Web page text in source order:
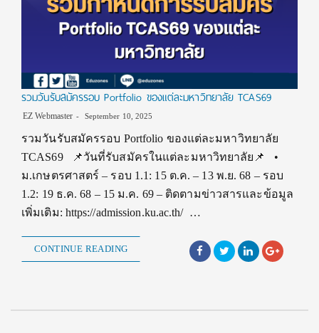
รวมวันรับสมัครรอบ Portfolio ของแต่ละมหาวิทยาลัย TCAS69
EZ Webmaster September 10, 2025
รวมวันรับสมัครรอบ Portfolio ของแต่ละมหาวิทยาลัย
TCAS69 📌วันที่รับสมัครในแต่ละมหาวิทยาลัย📌 •
ม.เกษตรศาสตร์ – รอบ 1.1: 15 ต.ค. – 13 พ.ย. 68 – รอบ
1.2: 19 ธ.ค. 68 – 15 ม.ค. 69 – ติดตามข่าวสารและข้อมูล
เพิ่มเติม: https://admission.ku.ac.th/ …
CONTINUE READING